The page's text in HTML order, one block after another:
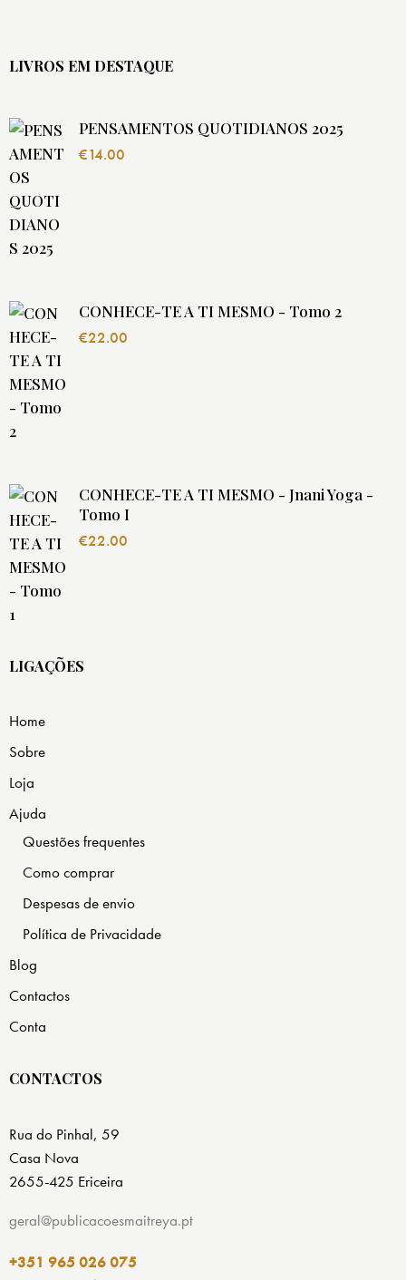
LIVROS EM DESTAQUE
PENSAMENTOS QUOTIDIANOS 2025
€14.00
CONHECE-TE A TI MESMO - Tomo 2
€22.00
CONHECE-TE A TI MESMO - Jnani Yoga -
Tomo I
€22.00
LIGAÇÕES
Home
Sobre
Loja
Ajuda
Questões frequentes
Como comprar
Despesas de envio
Política de Privacidade
Blog
Contactos
Conta
CONTACTOS
Rua do Pinhal, 59
Casa Nova
2655-425 Ericeira
geral@publicacoesmaitreya.pt
+351 965 026 075